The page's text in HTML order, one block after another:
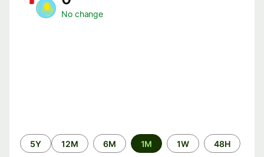
No change
الفترة
الزمنية
48H
1W
1M
6M
12M
5Y